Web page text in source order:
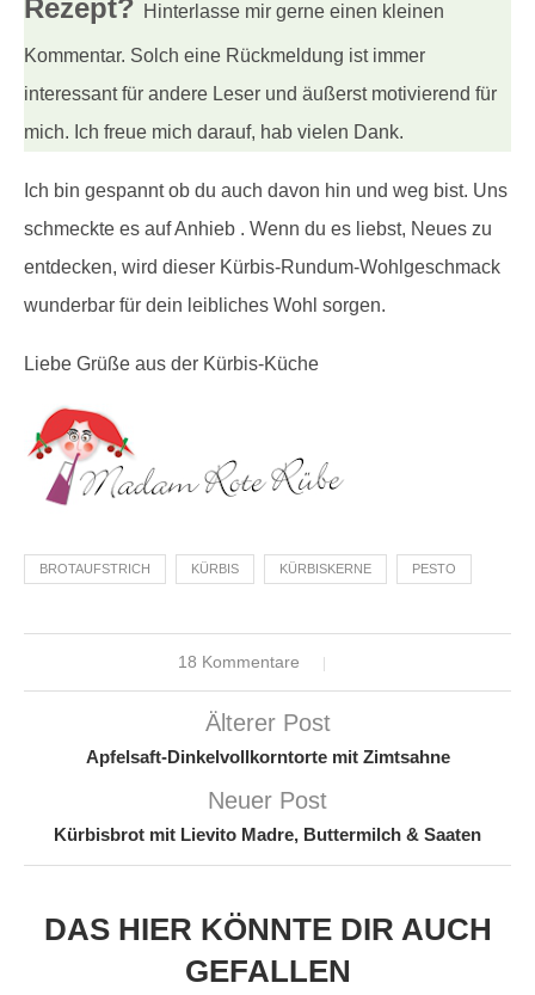
Rezept? Hinterlasse mir gerne einen kleinen
Kommentar. Solch eine Rückmeldung ist immer
interessant für andere Leser und äußerst motivierend für
mich. Ich freue mich darauf, hab vielen Dank.
Ich bin gespannt ob du auch davon hin und weg bist. Uns
schmeckte es auf Anhieb . Wenn du es liebst, Neues zu
entdecken, wird dieser Kürbis-Rundum-Wohlgeschmack
wunderbar für dein leibliches Wohl sorgen.
Liebe Grüße aus der Kürbis-Küche
BROTAUFSTRICH KÜRBIS KÜRBISKERNE PESTO
18 Kommentare
Älterer Post
Apfelsaft-Dinkelvollkorntorte mit Zimtsahne
Neuer Post
Kürbisbrot mit Lievito Madre, Buttermilch & Saaten
DAS HIER KÖNNTE DIR AUCH
GEFALLEN